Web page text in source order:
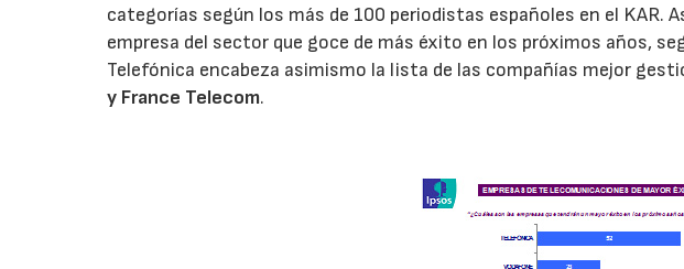
categorías según los más de 100 periodistas españoles en el KAR.
empresa del sector que goce de más éxito en los próximos años,
Telefónica encabeza asimismo la lista de las compañías mejor
y France Telecom.